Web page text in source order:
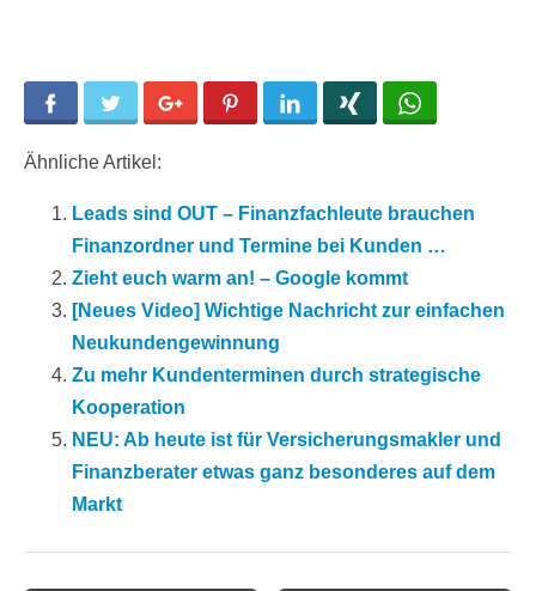
Facebook Twitter Google+ Pinterest LinkedIn
Ähnliche Artikel:
Leads sind OUT – Finanzfachleute brauchen
Finanzordner und Termine bei Kunden …
Zieht euch warm an! – Google kommt
[Neues Video] Wichtige Nachricht zur einfachen
Neukundengewinnung
Zu mehr Kundenterminen durch strategische
Kooperation
NEU: Ab heute ist für Versicherungsmakler und
Finanzberater etwas ganz besonderes auf dem
Markt